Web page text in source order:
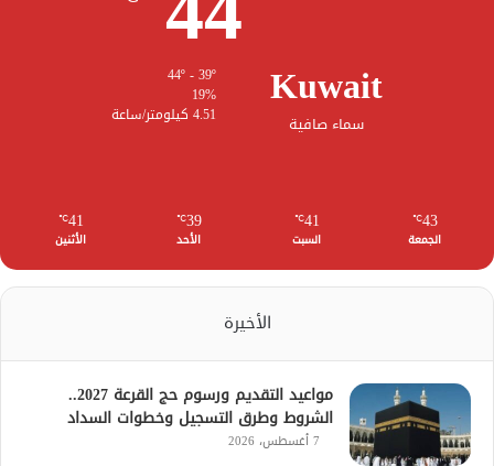
Kuwait
سماء صافية
19%
4.51 كيلومتر/ساعة
43
℃
الجمعة
41
℃
السبت
39
℃
الأحد
41
℃
الأثنين
الأخيرة
مواعيد التقديم ورسوم حج القرعة 2027..
الشروط وطرق التسجيل وخطوات السداد
7 أغسطس، 2026